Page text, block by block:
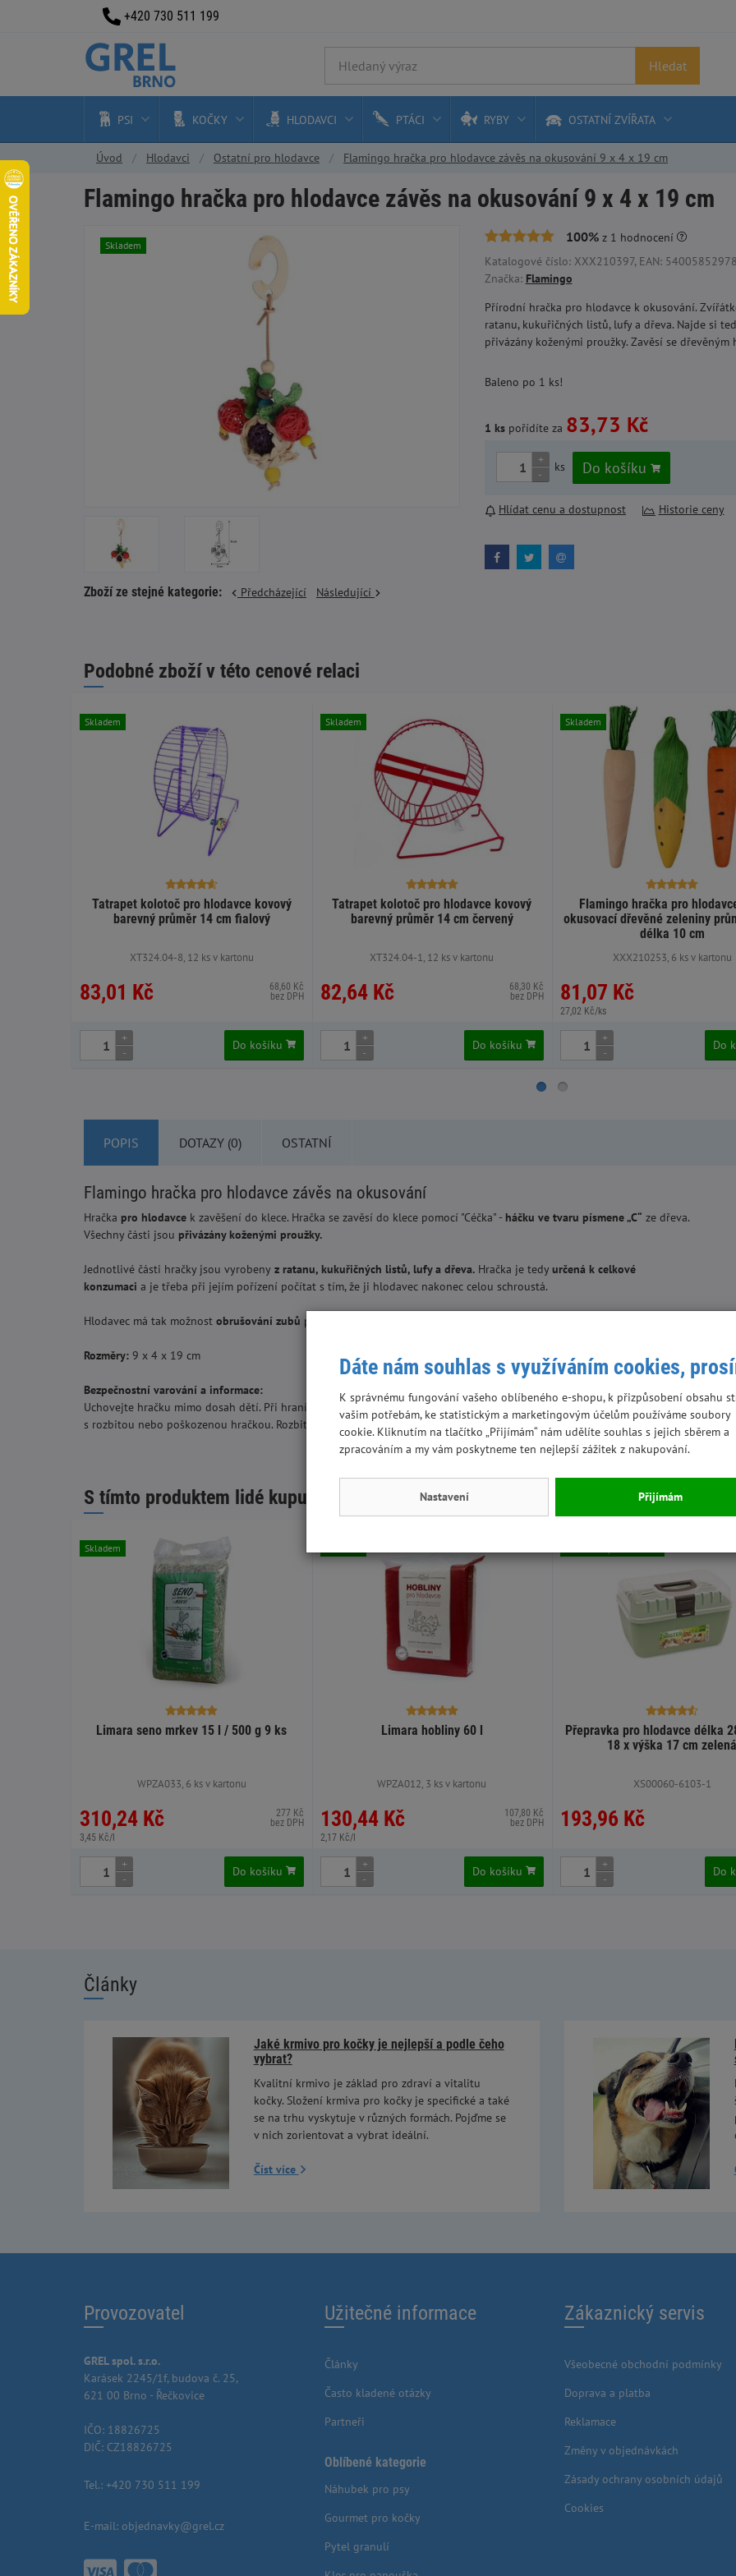
Hledat
PSI KOČKY HLODAVCI PTÁCI RYBY OSTATNÍ ZVÍŘATA
Úvod Hlodavci Ostatní pro hlodavce Flamingo hračka pro hlodavce závěs na okusování 9 x 4 x 19 cm
Flamingo hračka pro hlodavce závěs na okusování 9 x 4 x 19 cm
Skladem
Zboží ze stejné kategorie: Předcházející Následující
100%z 1 hodnocení
Katalogové číslo: XXX210397, EAN:
Značka: Flamingo
Přírodní hračka pro hlodavce k okusování.
ratanu, kukuřičných listů, lufy a dřeva. Najde si
přivázány koženými proužky. Zavěsí se dřevěným
Baleno po 1 ks!
1 kspořídíte za 83,73 Kč
+
-
ks Do košíku
Hlídat cenu a dostupnost Historie ceny
Podobné zboží v této cenové relaci
Tatrapet kolotoč pro hlodavce kovový
barevný průměr 14 cm fialový
XT324.04-8, 12 ks v kartonu
83,01 Kč
68,60 Kč
bez DPH
Skladem
+
-
Do košíku
Tatrapet kolotoč pro hlodavce kovový
barevný průměr 14 cm červený
XT324.04-1, 12 ks v kartonu
82,64 Kč
68,30 Kč
bez DPH
Skladem
+
-
Do košíku
Flamingo hračka pro
okusovací dřevěné zeleniny
délka 10 cm
XXX210253, 6 ks v kartonu
81,07 Kč
27,02 Kč/ks
Skladem
+
-
Do
POPIS DOTAZY (0) OSTATNÍ
Flamingo hračka pro hlodavce závěs na okusování
Hračka pro hlodavce k zavěšení do klece. Hračka se zavěsí do klece pomocí "Céčka" - háčku ve tvaru písmene „C“ ze dřeva.
Všechny části jsou přivázány koženými proužky.
Jednotlivé části hračky jsou vyrobeny z ratanu, kukuřičných listů, lufy a dřeva. Hračka je tedy určená k celkové
konzumaci a je třeba při jejím pořízení počítat s tím, že ji hlodavec nakonec celou schroustá.
Hlodavec má tak možnost obrušování zubů přirozeně o přírodní materiály, a přitom si vybrat tu správnou tvrdost.
Rozměry: 9 x 4 x 19 cm
Bezpečnostní varování a informace:
Uchovejte hračku mimo dosah dětí. Při hraní s hračkami mějte svého mazlíčka pod dohledem a nedovolte mu, aby si hrál
s rozbitou nebo poškozenou hračkou. Rozbité nebo poškozené hračky vyhoďte/vyměňte. Před použitím sejměte obal.
S tímto produktem lidé kupují:
Limara seno mrkev 15 l / 500 g 9 ks
WPZA033, 6 ks v kartonu
310,24 Kč
3,45 Kč/l
277 Kč
bez DPH
Skladem
+
-
Do košíku
Limara hobliny 60 l
WPZA012, 3 ks v kartonu
130,44 Kč
2,17 Kč/l
107,80 Kč
bez DPH
+
-
Do košíku
Přepravka pro hlodavce délka
18 x výška 17 cm zelená
XS00060-6103-1
193,96 Kč
+
-
Do
Články
Jaké krmivo pro kočky je nejlepší a podle čeho
vybrat?
Kvalitní krmivo je základ pro zdraví a vitalitu
kočky. Složení krmiva pro kočky je specifické a také
se na trhu vyskytuje v různých formách. Pojďme se
v nich zorientovat a vybrat ideální.
Číst více
Provozovatel
GREL spol. s.r.o.
Karásek 2245/1f, budova č. 25,
621 00 Brno - Řečkovice
IČO: 18826725
DIČ: CZ18826725
Tel.: +420 730 511 199
E-mail: objednavky@grel.cz
Užitečné informace
Články
Často kladené otázky
Partneři
Oblíbené kategorie
Náhubek pro psy
Gourmet pro kočky
Pytel granulí
Zákaznický servis
Všeobecné obchodní podmínky
Doprava a platba
Reklamace
Změny v objednávkách
Zásady ochrany osobních údajů
Cookies
+420 730 511 199
Dáte nám souhlas s využíváním cookies,
K správnému fungování vašeho oblíbeného e-shopu, k přizpůsobení obsahu
vašim potřebám, ke statistickým a marketingovým účelům používáme soubory
cookie. Kliknutím na tlačítko „Přijímám“ nám udělíte souhlas s jejich sběrem a
zpracováním a my vám poskytneme ten nejlepší zážitek z nakupování.
Nastavení Přijímám